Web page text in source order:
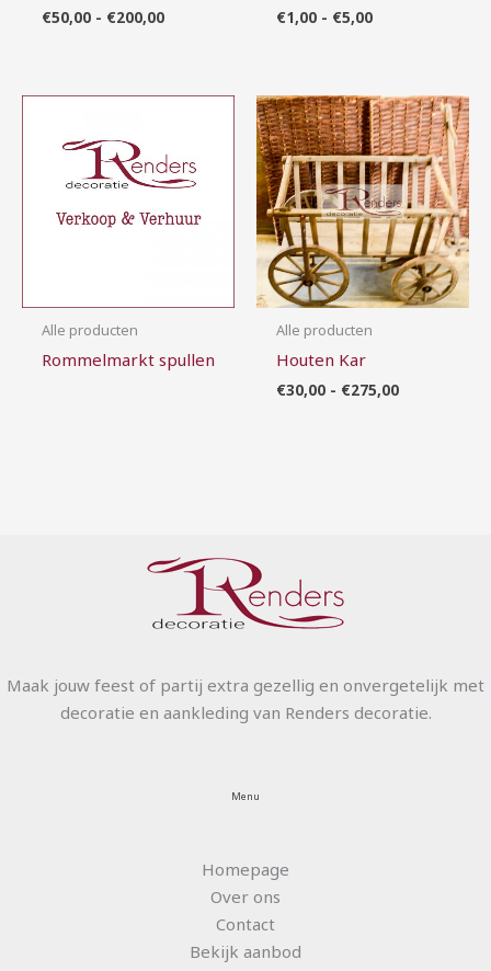
€50,00 - €200,00 €1,00 - €5,00
Alle producten
Rommelmarkt spullen
Alle producten
Houten Kar
€30,00 - €275,00
Prijsklasse:
€30,00
tot
€275,00
Maak jouw feest of partij extra gezellig en onvergetelijk met
decoratie en aankleding van Renders decoratie.
Menu
Homepage
Over ons
Contact
Bekijk aanbod